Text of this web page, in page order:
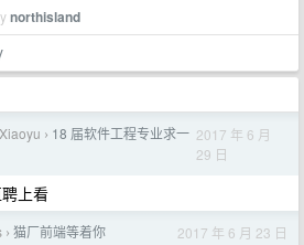
northisland
› 18 届软件工程专业求一 2017 年 6 月
29 日
上看
› 猫厂前端等着你 2017 年 6 月 23 日